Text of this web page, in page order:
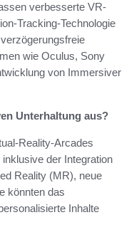
verbesserte VR-
Tracking-Technologie
wie Oculus, Sony
von Immersiver
Unterhaltung aus?
Reality-Arcades
der Integration
Reality (MR), neue
könnten das
Inhalte